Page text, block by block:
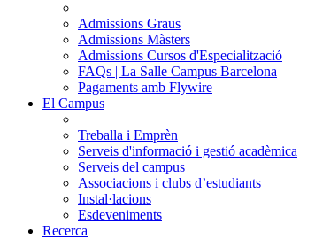
Admissions Graus
Admissions Màsters
Admissions Cursos d'Especialització
FAQs | La Salle Campus Barcelona
Pagaments amb Flywire
El Campus
Treballa i Emprèn
Serveis d'informació i gestió acadèmica
Serveis del campus
Associacions i clubs d’estudiants
Instal·lacions
Esdeveniments
Recerca